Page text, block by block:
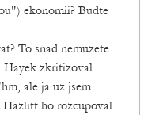
ekonomii? Budte
To snad nemuzete
Hayek zkritizoval
ale ja uz jsem
Hazlitt ho rozcupoval